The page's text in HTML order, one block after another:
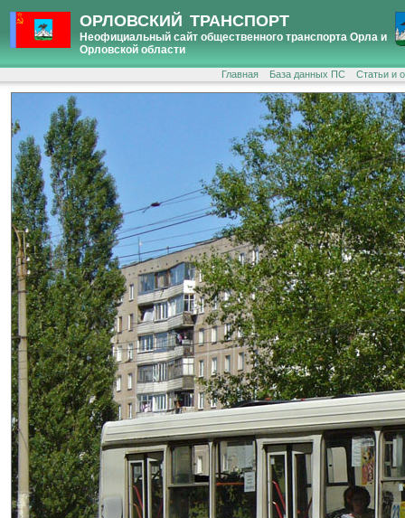
ОРЛОВСКИЙ ТРАНСПОРТ
Неофициальный сайт общественного транспорта Орла и
Орловской области
Главная База данных ПС Статьи и